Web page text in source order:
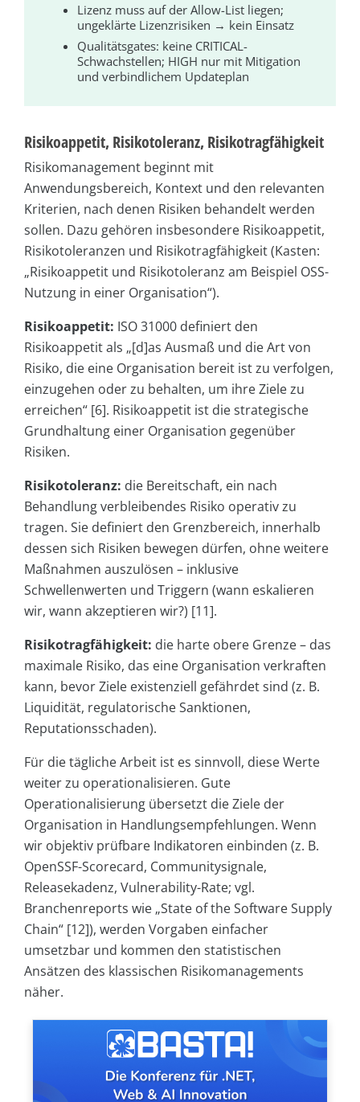
Lizenz muss auf der Allow-List liegen;
ungeklärte Lizenzrisiken → kein Einsatz
Qualitätsgates: keine CRITICAL-
Schwachstellen; HIGH nur mit Mitigation
und verbindlichem Updateplan
Risikoappetit, Risikotoleranz, Risikotragfähigkeit
Risikomanagement beginnt mit
Anwendungsbereich, Kontext und den relevanten
Kriterien, nach denen Risiken behandelt werden
sollen. Dazu gehören insbesondere Risikoappetit,
Risikotoleranzen und Risikotragfähigkeit (Kasten:
„Risikoappetit und Risikotoleranz am Beispiel OSS-
Nutzung in einer Organisation“).
Risikoappetit: ISO 31000 definiert den
Risikoappetit als „[d]as Ausmaß und die Art von
Risiko, die eine Organisation bereit ist zu verfolgen,
einzugehen oder zu behalten, um ihre Ziele zu
erreichen“ [6]. Risikoappetit ist die strategische
Grundhaltung einer Organisation gegenüber
Risiken.
Risikotoleranz: die Bereitschaft, ein nach
Behandlung verbleibendes Risiko operativ zu
tragen. Sie definiert den Grenzbereich, innerhalb
dessen sich Risiken bewegen dürfen, ohne weitere
Maßnahmen auszulösen – inklusive
Schwellenwerten und Triggern (wann eskalieren
wir, wann akzeptieren wir?) [11].
Risikotragfähigkeit: die harte obere Grenze – das
maximale Risiko, das eine Organisation verkraften
kann, bevor Ziele existenziell gefährdet sind (z. B.
Liquidität, regulatorische Sanktionen,
Reputationsschaden).
Für die tägliche Arbeit ist es sinnvoll, diese Werte
weiter zu operationalisieren. Gute
Operationalisierung übersetzt die Ziele der
Organisation in Handlungsempfehlungen. Wenn
wir objektiv prüfbare Indikatoren einbinden (z. B.
OpenSSF-Scorecard, Communitysignale,
Releasekadenz, Vulnerability-Rate; vgl.
Branchenreports wie „State of the Software Supply
Chain“ [12]), werden Vorgaben einfacher
umsetzbar und kommen den statistischen
Ansätzen des klassischen Risikomanagements
näher.